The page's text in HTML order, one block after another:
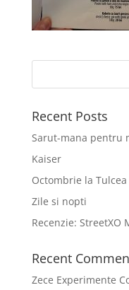
Recent Posts
Sarut-mana pentru
Kaiser
Octombrie la Tulcea
Zile si nopti
Recenzie: StreetXO
Recent
Zece Experimente